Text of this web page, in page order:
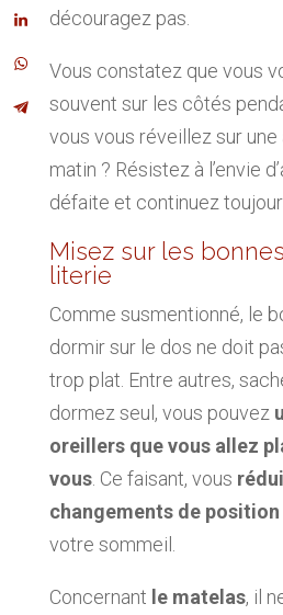
découragez pas.
Vous constatez que vous
souvent sur les côtés
vous vous réveillez sur
matin ? Résistez à l’envie
défaite et continuez
Misez sur les
literie
Comme susmentionné, le
dormir sur le dos ne doit
trop plat. Entre autres,
dormez seul, vous pouvez
oreillers que vous allez
vous. Ce faisant, vous
changements de position
votre sommeil.
Concernant le matelas, il